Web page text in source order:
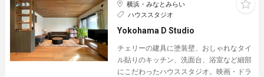
横浜・みなとみらい
ハウススタジオ
Yokohama D Studio
チェリーの建具に塗装壁、おしゃれなタイ
ル貼りのキッチン、洗面台、浴室など細部
にこだわったハウススタジオ。映画・ドラ